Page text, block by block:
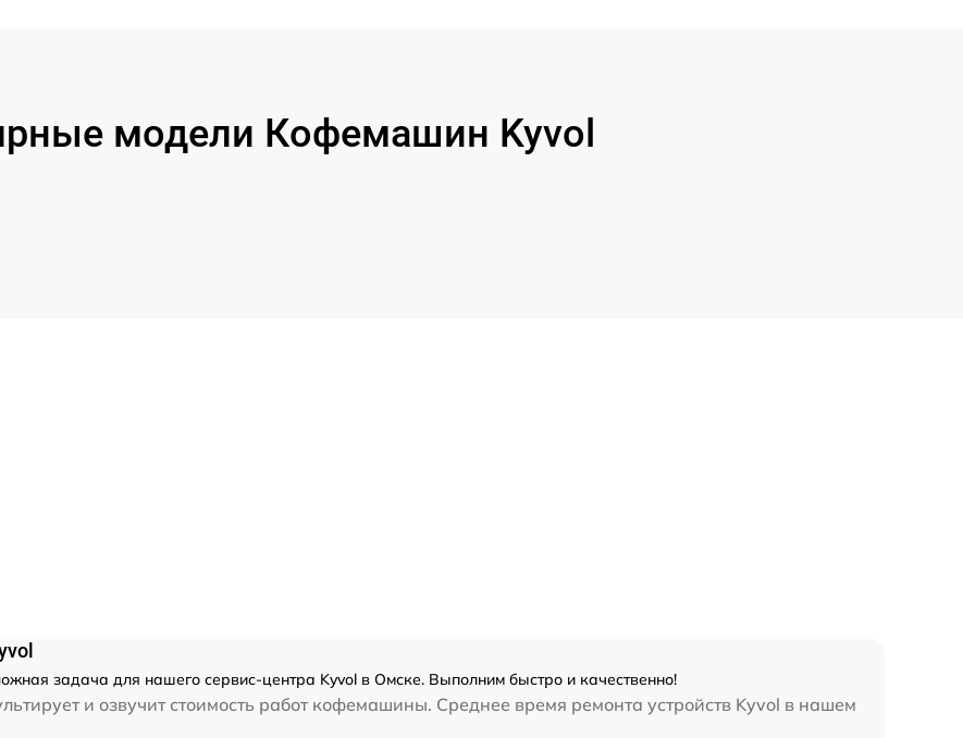
модели Кофемашин Kyvol
задача для нашего сервис-центра Kyvol в Омске. Выполним быстро и качественно!
и озвучит стоимость работ кофемашины. Среднее время ремонта устройств Kyvol в нашем